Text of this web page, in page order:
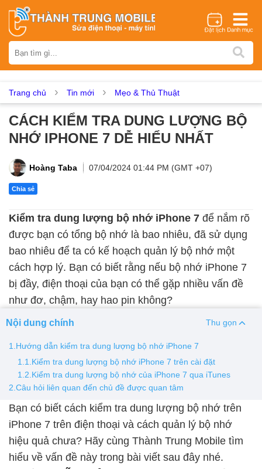
iPhone Samsung Oppo Xiaomi Realme Vivo
Asus Sony Vertu LG Tecno
Dịch vụ sửa chữa
Thay loa Thay kính lưng Thay vỏ Thay chân sạc
Màn hình Xiaomi Màn hình Realme Màn hình Vivo
Màn hình Vsmart Màn hình Google Pixel
Thay pin
Pin iPhone Pin Samsumg Pin Oppo
Pin Realme
Thay vỏ
Vỏ iPhone Vỏ Samsung Vỏ Xiaomi Vỏ Oppo
Vỏ Huawei Vỏ Vivo
Trang chủ Tin mới Mẹo & Thủ Thuật
CÁCH KIỂM TRA DUNG LƯỢNG BỘ
NHỚ IPHONE 7 DỄ HIỂU NHẤT
Hoàng Taba 07/04/2024 01:44 PM (GMT +07)
Chia sẻ
Kiểm tra dung lượng bộ nhớ iPhone 7 để nắm rõ
được bạn có tổng bộ nhớ là bao nhiêu, đã sử dụng
bao nhiêu để ta có kế hoạch quản lý bộ nhớ một
cách hợp lý. Bạn có biết rằng nếu bộ nhớ iPhone 7
bị đầy, điện thoại của bạn có thể gặp nhiều vấn đề
như đơ, chậm, hay hao pin không?
Nội dung chính Thu gọn
1.Hướng dẫn kiểm tra dung lượng bộ nhớ iPhone 7
1.1.Kiểm tra dung lượng bộ nhớ iPhone 7 trên cài đặt
1.2.Kiểm tra dung lượng bộ nhớ của iPhone 7 qua iTunes
2.Câu hỏi liên quan đến chủ đề được quan tâm
Bạn có biết cách kiểm tra dung lượng bộ nhớ trên
iPhone 7 trên điện thoại và cách quản lý bộ nhớ
hiệu quả chưa? Hãy cùng Thành Trung Mobile tìm
hiểu về vấn đề này trong bài viết sau đây nhé.